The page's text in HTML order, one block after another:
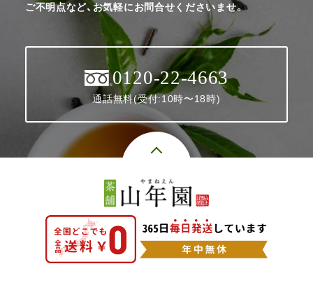
ご不明点など、お気軽にお問合せくださいませ。
0120-22-4663
通話無料(受付:10時〜18時)